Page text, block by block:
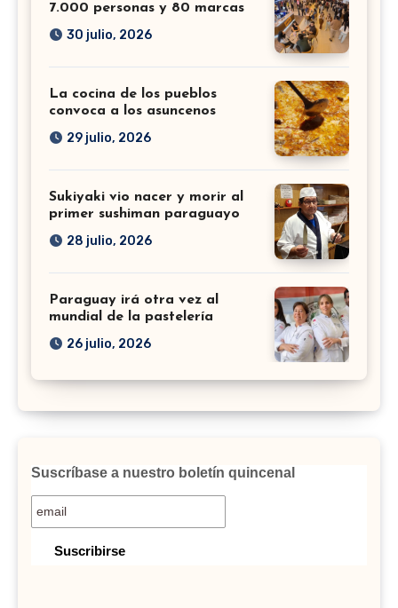
7.000 personas y 80 marcas
30 julio, 2026
La cocina de los pueblos
convoca a los asuncenos
29 julio, 2026
Sukiyaki vio nacer y morir al
primer sushiman paraguayo
28 julio, 2026
Paraguay irá otra vez al
mundial de la pastelería
26 julio, 2026
Suscríbase a nuestro boletín quincenal